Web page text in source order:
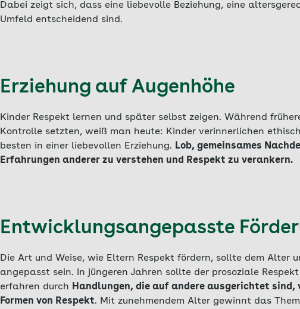
Dabei zeigt sich, dass eine liebevolle Beziehung, eine
Umfeld entscheidend sind.
Erziehung auf Augenhöhe
Kinder Respekt lernen und später selbst zeigen. Während
Kontrolle setzten, weiß man heute: Kinder verinnerlichen
besten in einer liebevollen Erziehung. Lob, gemeinsames
Erfahrungen anderer zu verstehen und Respekt zu verankern.
Entwicklungsangepasste
Die Art und Weise, wie Eltern Respekt fördern, sollte dem Alter
angepasst sein. In jüngeren Jahren sollte der prosoziale
erfahren durch Handlungen, die auf andere ausgerichtet sind,
Formen von Respekt. Mit zunehmendem Alter gewinnt das